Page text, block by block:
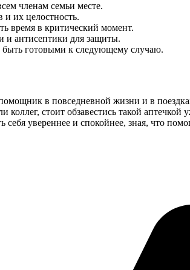
членам семьи месте.
и их целостность.
время в критический момент.
и антисептики для защиты.
готовыми к следующему случаю.
в повседневной жизни и в
коллег, стоит обзавестись такой
увереннее и спокойнее, зная, что